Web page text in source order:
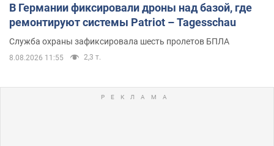
В Германии фиксировали дроны над базой, где
ремонтируют системы Patriot – Tagesschau
Служба охраны зафиксировала шесть пролетов БПЛА
8.08.2026 11:55 2,3 т.